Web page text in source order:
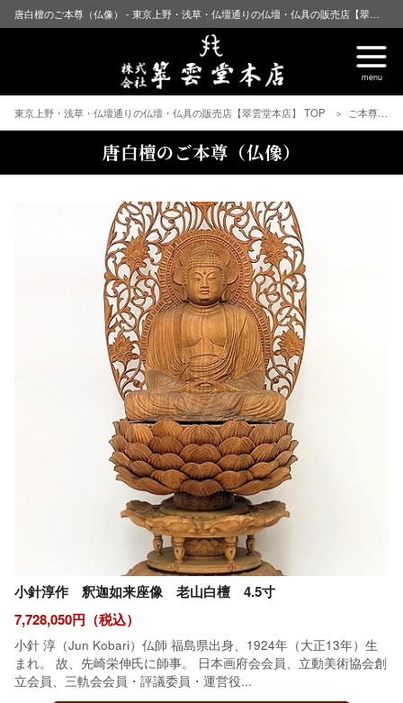
唐白檀のご本尊（仏像） - 東京上野・浅草・仏壇通りの仏壇・仏具の販売店【翠雲堂本店】
東京上野・浅草・仏壇通りの仏壇・仏具の販売店【翠雲堂本店】 TOP ご本尊（仏像・掛軸）
唐白檀のご本尊（仏像）
小針淳作 釈迦如来座像 老山白檀 4.5寸
7,728,050円（税込）
小針 淳（Jun Kobari）仏師 福島県出身、1924年（大正13年）生
まれ。 故、先崎栄伸氏に師事。 日本画府会会員、立動美術協会創
立会員、三軌会会員・評議委員・運営役...